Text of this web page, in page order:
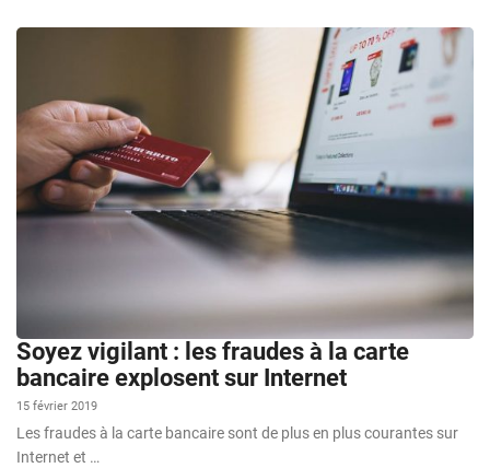
Soyez vigilant : les fraudes à la carte
bancaire explosent sur Internet
15 février 2019
Les fraudes à la carte bancaire sont de plus en plus courantes sur
Internet et …